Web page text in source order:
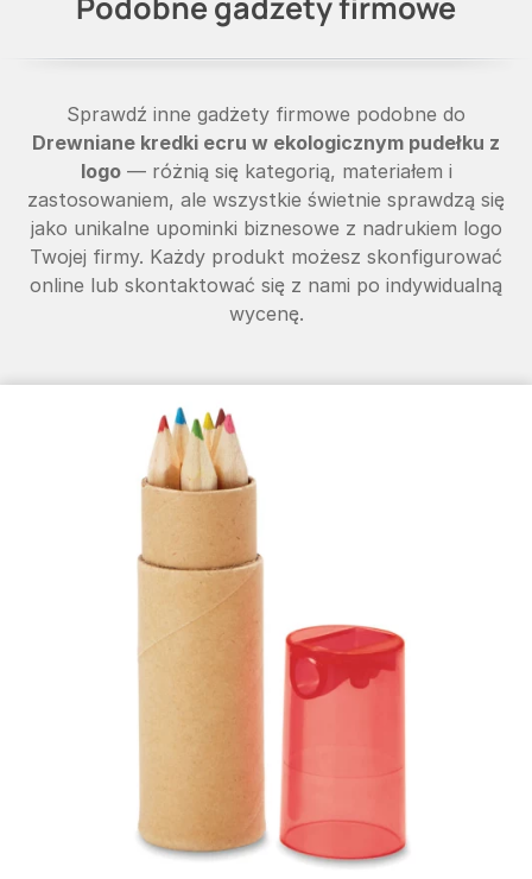
Sprawdź inne gadżety firmowe podobne do
Drewniane kredki ecru w ekologicznym pudełku z
logo— różnią się kategorią, materiałem i
zastosowaniem, ale wszystkie świetnie sprawdzą się
jako unikalne upominki biznesowe z nadrukiem logo
Twojej firmy. Każdy produkt możesz skonfigurować
online lub skontaktować się z nami po indywidualną
wycenę.